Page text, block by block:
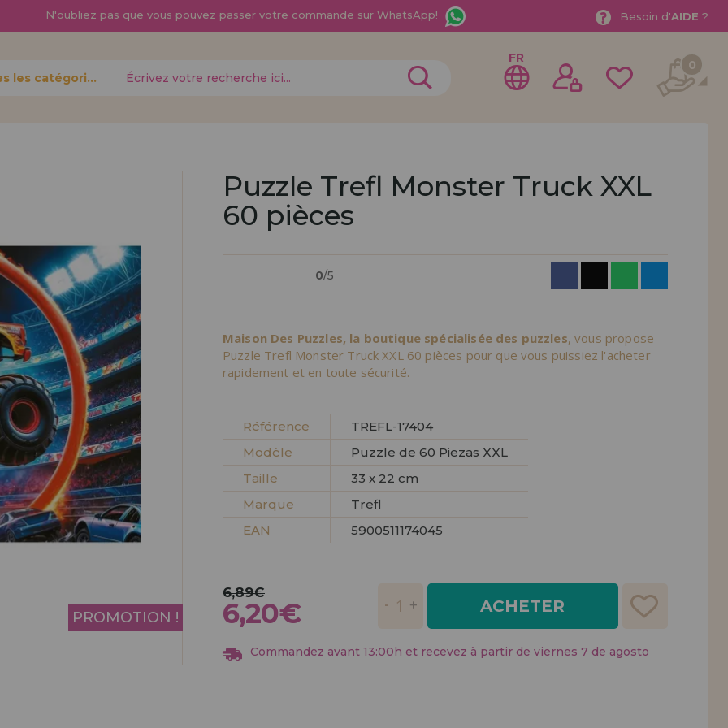
N'oubliez pas que vous pouvez passer votre commande sur WhatsApp! Besoin d'AIDE ?
Je veux m'enregistrer en tant que
nouveau distributeur
distribution.
Allez-y! Nous vous attendions.
DISTRIBUTEUR
Toutes les catégories
FR 0
Puzzle Trefl Monster Truck XXL
60 pièces
0/5
Maison Des Puzzles, la boutique spécialisée des puzzles, vous propose
Puzzle Trefl Monster Truck XXL 60 pièces pour que vous puissiez l'acheter
rapidement et en toute sécurité.
Référence
TREFL-17404
Modèle
Puzzle de 60 Piezas XXL
Taille
33 x 22 cm
Marque
Trefl
EAN
5900511174045
PROMOTION !
6,89€
6,20€ ACHETER
Commandez avant 13:00h et recevez à partir de viernes 7 de agosto